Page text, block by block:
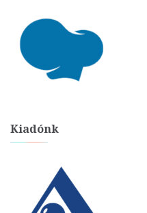
Kiadónk